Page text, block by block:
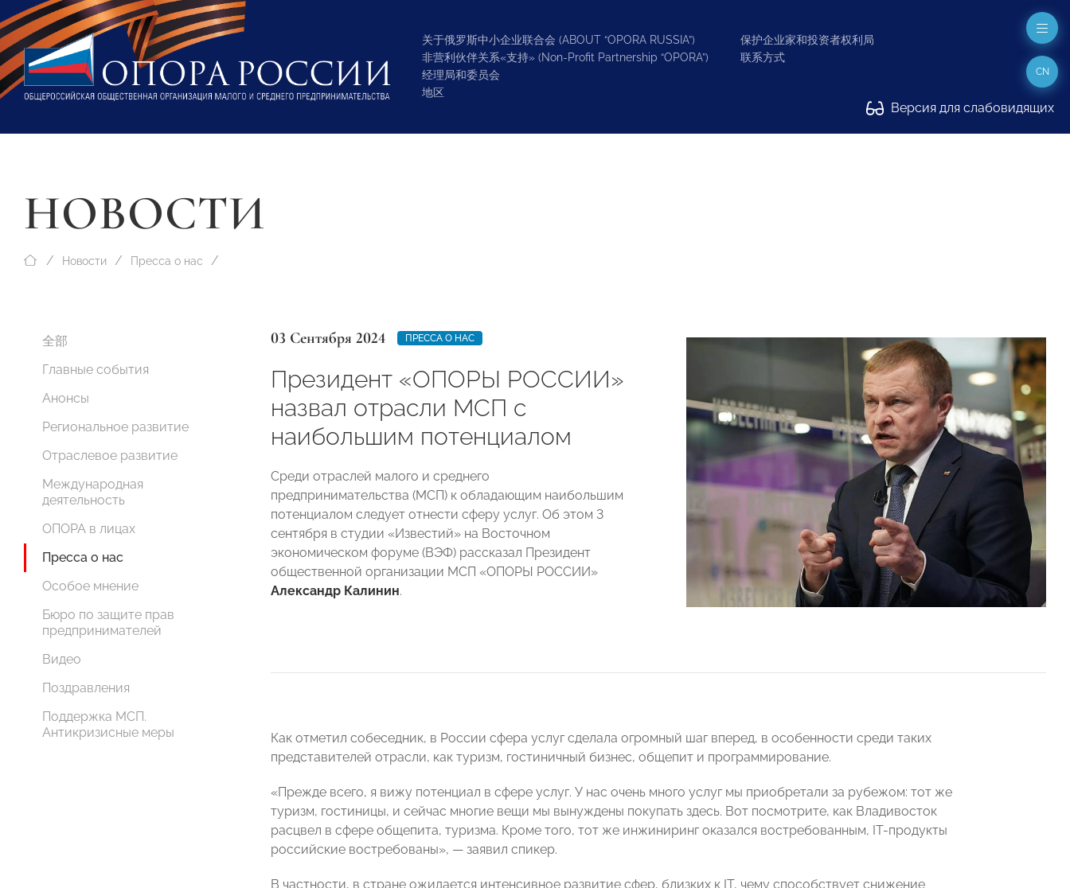
关于俄罗斯中小企业联合会 (ABOUT “OPORA RUSSIA”)
非营利伙伴关系«支持» (Non-Profit Partnership “OPORA”)
经理局和委员会
地区
保护企业家和投资者权利局
联系方式
Версия для слабовидящих
CN
НОВОСТИ
Новости Пресса о нас
全部
Главные события
Анонсы
Региональное развитие
Отраслевое развитие
Международная
деятельность
ОПОРА в лицах
Пресса о нас
Особое мнение
Бюро по защите прав
предпринимателей
Видео
Поздравления
Поддержка МСП.
Антикризисные меры
03 Сентября 2024 ПРЕССА О НАС
Президент «ОПОРЫ РОССИИ»
назвал отрасли МСП с
наибольшим потенциалом
Среди отраслей малого и среднего
предпринимательства (МСП) к обладающим наибольшим
потенциалом следует отнести сферу услуг. Об этом 3
сентября в студии «Известий» на Восточном
экономическом форуме (ВЭФ) рассказал Президент
общественной организации МСП «ОПОРЫ РОССИИ»
Александр Калинин.
Как отметил собеседник, в России сфера услуг сделала огромный шаг вперед, в особенности среди таких
представителей отрасли, как туризм, гостиничный бизнес, общепит и программирование.
«Прежде всего, я вижу потенциал в сфере услуг. У нас очень много услуг мы приобретали за рубежом: тот же
туризм, гостиницы, и сейчас многие вещи мы вынуждены покупать здесь. Вот посмотрите, как Владивосток
расцвел в сфере общепита, туризма. Кроме того, тот же инжиниринг оказался востребованным, IT-продукты
российские востребованы», ― заявил спикер.
В частности, в стране ожидается интенсивное развитие сфер, близких к IT, чему способствует снижение